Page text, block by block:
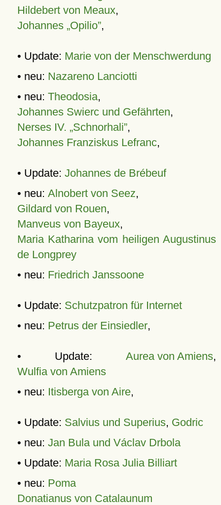
Hildebert von Meaux,
Johannes „Opilio”,
• Update: Marie von der Menschwerdung
• neu: Nazareno Lanciotti
• neu: Theodosia,
Johannes Swierc und Gefährten,
Nerses IV. „Schnorhali”,
Johannes Franziskus Lefranc,
• Update: Johannes de Brébeuf
• neu: Alnobert von Seez,
Gildard von Rouen,
Manveus von Bayeux,
Maria Katharina vom heiligen Augustinus
de Longprey
• neu: Friedrich Janssoone
• Update: Schutzpatron für Internet
• neu: Petrus der Einsiedler,
• Update: Aurea von Amiens,
Wulfia von Amiens
• neu: Itisberga von Aire,
• Update: Salvius und Superius, Godric
• neu: Jan Bula und Václav Drbola
• Update: Maria Rosa Julia Billiart
• neu: Poma
Donatianus von Catalaunum